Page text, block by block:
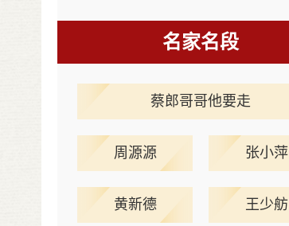
名家名段
蔡郎哥哥他要走
周源源 张小萍
黄新德 王少舫